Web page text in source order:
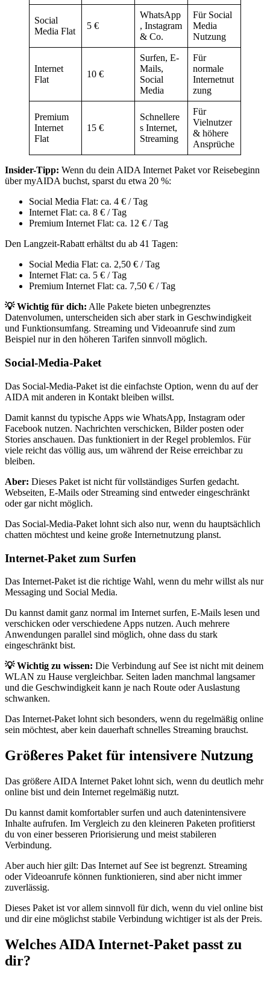
Social
Media Flat
5 €
WhatsApp
, Instagram
& Co.
Für Social
Media
Nutzung
Internet
Flat
10 €
Surfen, E-
Mails,
Social
Media
Für
normale
Internetnut
zung
Premium
Internet
Flat
15 €
Schnellere
s Internet,
Streaming
Für
Vielnutzer
& höhere
Ansprüche
Insider-Tipp: Wenn du dein AIDA Internet Paket vor Reisebeginn
über myAIDA buchst, sparst du etwa 20 %:
Social Media Flat: ca. 4 € / Tag
Internet Flat: ca. 8 € / Tag
Premium Internet Flat: ca. 12 € / Tag
Den Langzeit-Rabatt erhältst du ab 41 Tagen:
Social Media Flat: ca. 2,50 € / Tag
Internet Flat: ca. 5 € / Tag
Premium Internet Flat: ca. 7,50 € / Tag
💡 Wichtig für dich: Alle Pakete bieten unbegrenztes
Datenvolumen, unterscheiden sich aber stark in Geschwindigkeit
und Funktionsumfang. Streaming und Videoanrufe sind zum
Beispiel nur in den höheren Tarifen sinnvoll möglich.
Social-Media-Paket
Das Social-Media-Paket ist die einfachste Option, wenn du auf der
AIDA mit anderen in Kontakt bleiben willst.
Damit kannst du typische Apps wie WhatsApp, Instagram oder
Facebook nutzen. Nachrichten verschicken, Bilder posten oder
Stories anschauen. Das funktioniert in der Regel problemlos. Für
viele reicht das völlig aus, um während der Reise erreichbar zu
bleiben.
Aber: Dieses Paket ist nicht für vollständiges Surfen gedacht.
Webseiten, E-Mails oder Streaming sind entweder eingeschränkt
oder gar nicht möglich.
Das Social-Media-Paket lohnt sich also nur, wenn du hauptsächlich
chatten möchtest und keine große Internetnutzung planst.
Internet-Paket zum Surfen
Das Internet-Paket ist die richtige Wahl, wenn du mehr willst als nur
Messaging und Social Media.
Du kannst damit ganz normal im Internet surfen, E-Mails lesen und
verschicken oder verschiedene Apps nutzen. Auch mehrere
Anwendungen parallel sind möglich, ohne dass du stark
eingeschränkt bist.
💡 Wichtig zu wissen: Die Verbindung auf See ist nicht mit deinem
WLAN zu Hause vergleichbar. Seiten laden manchmal langsamer
und die Geschwindigkeit kann je nach Route oder Auslastung
schwanken.
Das Internet-Paket lohnt sich besonders, wenn du regelmäßig online
sein möchtest, aber kein dauerhaft schnelles Streaming brauchst.
Größeres Paket für intensivere Nutzung
Das größere AIDA Internet Paket lohnt sich, wenn du deutlich mehr
online bist und dein Internet regelmäßig nutzt.
Du kannst damit komfortabler surfen und auch datenintensivere
Inhalte aufrufen. Im Vergleich zu den kleineren Paketen profitierst
du von einer besseren Priorisierung und meist stabileren
Verbindung.
Aber auch hier gilt: Das Internet auf See ist begrenzt. Streaming
oder Videoanrufe können funktionieren, sind aber nicht immer
zuverlässig.
Dieses Paket ist vor allem sinnvoll für dich, wenn du viel online bist
und dir eine möglichst stabile Verbindung wichtiger ist als der Preis.
Welches AIDA Internet-Paket passt zu
dir?